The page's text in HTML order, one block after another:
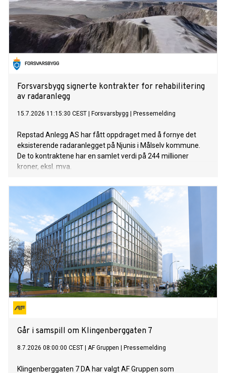
Forsvarsbygg signerte kontrakter for rehabilitering
av radaranlegg
15.7.2026 11:15:30 CEST Forsvarsbygg Pressemelding
Repstad Anlegg AS har fått oppdraget med å fornye det
eksisterende radaranlegget på Njunis i Målselv kommune.
De to kontraktene har en samlet verdi på 244 millioner
kroner, eksl. mva.
Går i samspill om Klingenberggaten 7
8.7.2026 08:00:00 CEST AF Gruppen Pressemelding
Klingenberggaten 7 DA har valgt AF Gruppen som